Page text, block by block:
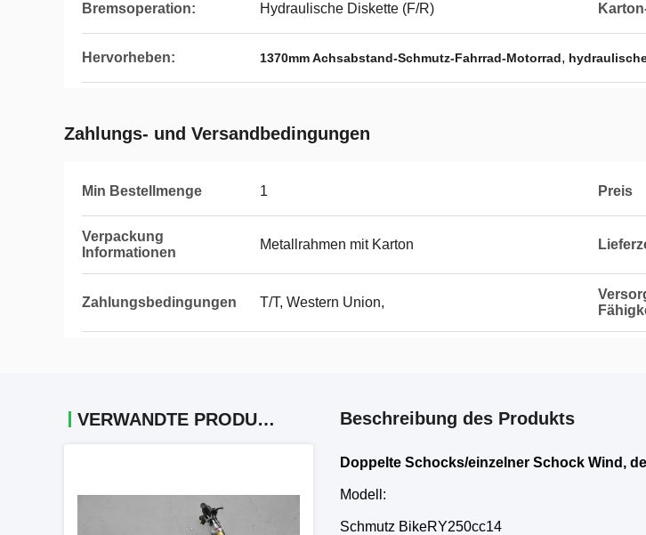
Bremsoperation: Hydraulische Diskette (F/R)
Hervorheben: 1370mm Achsabstand-Schmutz-Fahrrad-Motorrad,
Zahlungs- und Versandbedingungen
Min Bestellmenge 1 Preis
Verpackung
Informationen
Metallrahmen mit Karton
Zahlungsbedingungen T/T, Western Union,
VERWANDTE PRODUKTE Beschreibung des Produkts
Doppelte Schocks/einzelner Schock Wind,
Modell:
Schmutz BikeRY250cc14